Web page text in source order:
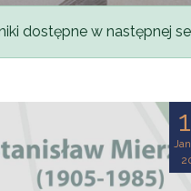
dostępne w następnej